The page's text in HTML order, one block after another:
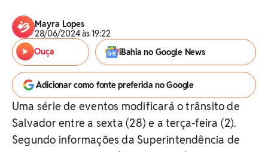
Mayra Lopes
28/06/2024 às 19:22
Ouça
iBahia no Google News
Adicionar como fonte preferida no Google
Uma série de eventos modificará o trânsito de
Salvador entre a sexta (28) e a terça-feira (2).
Segundo informações da Superintendência de